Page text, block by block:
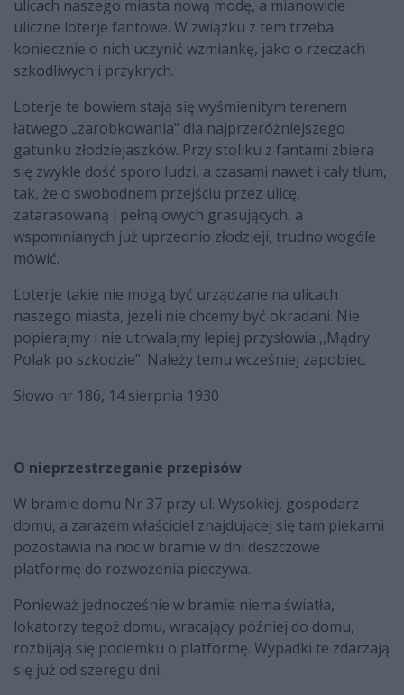
ulicach naszego miasta nową modę, a mianowicie
uliczne loterje fantowe. W związku z tem trzeba
koniecznie o nich uczynić wzmiankę, jako o rzeczach
szkodliwych i przykrych.
Loterje te bowiem stają się wyśmienitym terenem
łatwego „zarobkowania” dla najprzeróżniejszego
gatunku złodziejaszków. Przy stoliku z fantami zbiera
się zwykle dość sporo ludzi, a czasami nawet i cały tłum,
tak, że o swobodnem przejściu przez ulicę,
zatarasowaną i pełną owych grasujących, a
wspomnianych już uprzednio złodzieji, trudno wogóle
mówić.
Loterje takie nie mogą być urządzane na ulicach
naszego miasta, jeżeli nie chcemy być okradani. Nie
popierajmy i nie utrwalajmy lepiej przysłowia ,,Mądry
Polak po szkodzie”. Należy temu wcześniej zapobiec.
Słowo nr 186, 14 sierpnia 1930
O nieprzestrzeganie przepisów
W bramie domu Nr 37 przy ul. Wysokiej, gospodarz
domu, a zarazem właściciel znajdującej się tam piekarni
pozostawia na noc w bramie w dni deszczowe
platformę do rozwożenia pieczywa.
Ponieważ jednocześnie w bramie niema światła,
lokatorzy tegoż domu, wracający później do domu,
rozbijają się pociemku o platformę. Wypadki te zdarzają
się już od szeregu dni.